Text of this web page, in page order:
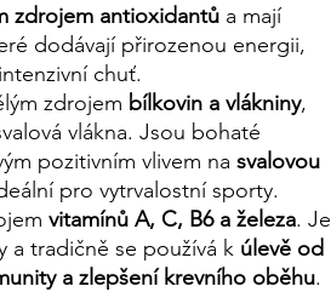
zdrojem antioxidantů a mají
dodávají přirozenou energii,
chuť.
zdrojem bílkovin a vlákniny,
vlákna. Jsou bohaté
pozitivním vlivem na svalovou
pro vytrvalostní sporty.
vitamínů A, C, B6 a železa. Je
a tradičně se používá k úlevě od
a zlepšení krevního oběhu.